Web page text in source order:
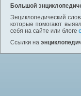
Большой
Энциклопедический
которые помогают
себя на сайте или блоге
Ссылки на